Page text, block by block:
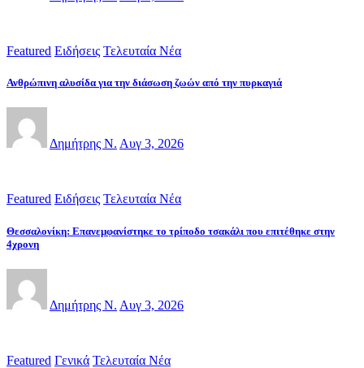
Featured Ειδήσεις Τελευταία Νέα
Ανθρώπινη αλυσίδα για την διάσωση ζωών από την πυρκαγιά
Δημήτρης Ν. Αυγ 3, 2026
Featured Ειδήσεις Τελευταία Νέα
Θεσσαλονίκη: Επανεμφανίστηκε το τρίποδο τσακάλι που επιτέθηκε στην
4χρονη
Δημήτρης Ν. Αυγ 3, 2026
Featured Γενικά Τελευταία Νέα